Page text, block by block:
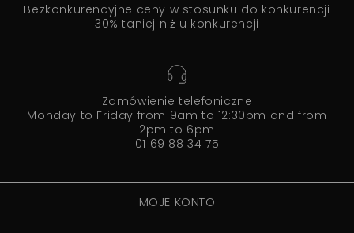
Bezkonkurencyjne ceny w stosunku do konkurencji
30% taniej niż u konkurencji
Zamówienie telefoniczne
Monday to Friday from 9am to 12:30pm and from
2pm to 6pm
01 69 88 34 75
MOJE KONTO